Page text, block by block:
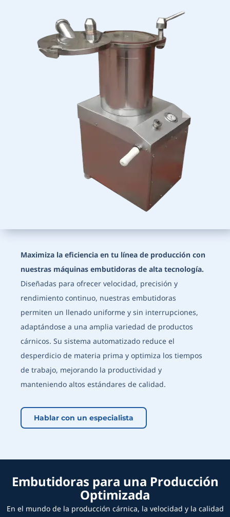
Maximiza la eficiencia en tu línea de producción con
nuestras máquinas embutidoras de alta tecnología.
Diseñadas para ofrecer velocidad, precisión y
rendimiento continuo, nuestras embutidoras
permiten un llenado uniforme y sin interrupciones,
adaptándose a una amplia variedad de productos
cárnicos. Su sistema automatizado reduce el
desperdicio de materia prima y optimiza los tiempos
de trabajo, mejorando la productividad y
manteniendo altos estándares de calidad.
Hablar con un especialista
Embutidoras para una Producción
Optimizada
En el mundo de la producción cárnica, la velocidad y la calidad